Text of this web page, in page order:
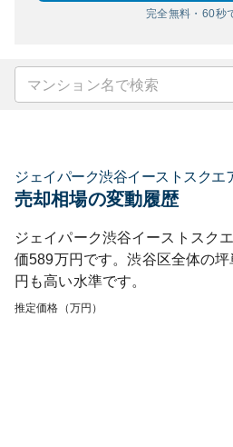
完全無料・60秒
ジェイパーク渋谷イーストスクエ
売却相場の変動履歴
ジェイパーク渋谷イーストスク
価589万円です。渋谷区全体の坪
円も高い水準です。
推定価格（万円）